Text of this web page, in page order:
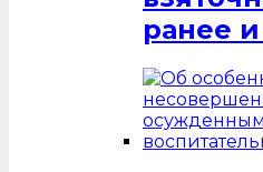
ранее